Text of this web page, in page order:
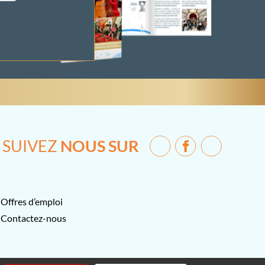
SUIVEZ NOUS SUR
Offres d’emploi
Contactez-nous